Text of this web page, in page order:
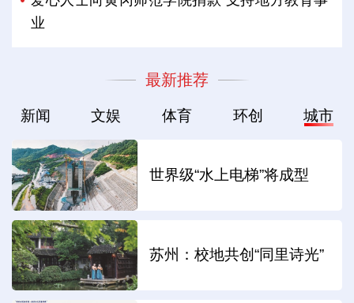
业
最新推荐
新闻 文娱 体育 环创 城市
世界级“水上电梯”将成型
苏州：校地共创“同里诗光”